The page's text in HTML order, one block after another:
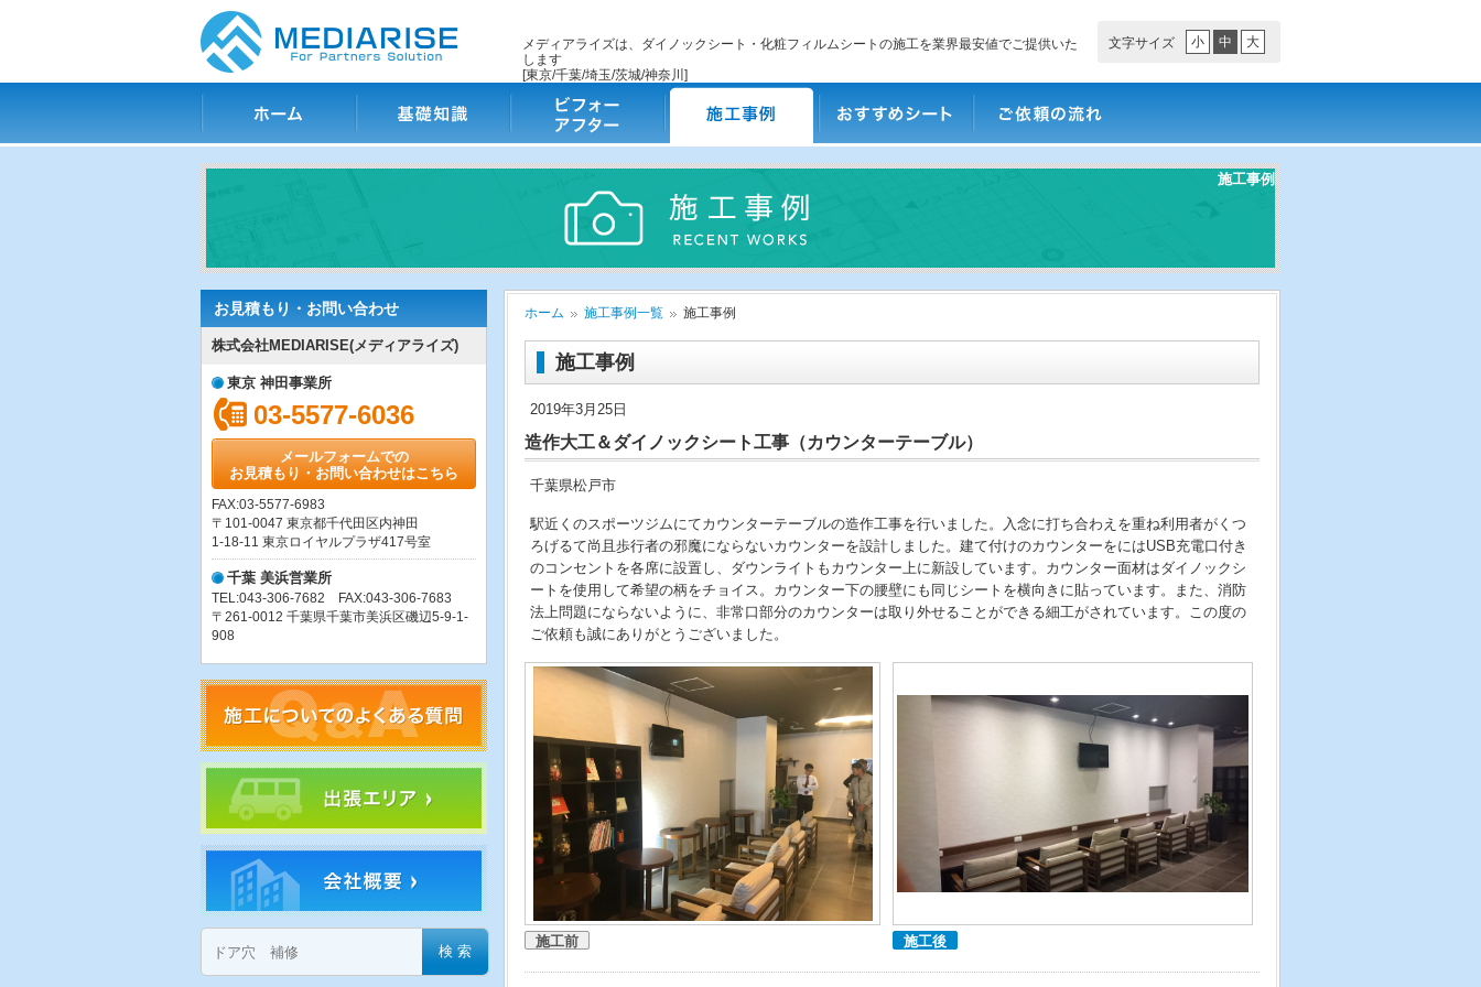
メディアライズは、ダイノックシート・化粧フィルムシートの施工を業界最安値でご提供いた
します
[東京/千葉/埼玉/茨城/神奈川]
文字サイズ 小 中 大
ホーム 基礎知識 ビフォー・アフター 施工事例 おすすめシート
ご依頼の流れ
施工事例
お見積もり・お問い合わせ
株式会社MEDIARISE(メディアライズ)
東京 神田事業所
03-5577-6036
メールフォームでの
お見積もり・お問い合わせはこちら
FAX:03-5577-6983
〒101-0047 東京都千代田区内神田
1-18-11 東京ロイヤルプラザ417号室
千葉 美浜営業所
TEL:043-306-7682 FAX:043-306-7683
〒261-0012 千葉県千葉市美浜区磯辺5-9-1-
908
ホーム 施工事例一覧 施工事例
施工事例
2019年3月25日
造作大工＆ダイノックシート工事（カウンターテーブル）
千葉県松戸市
駅近くのスポーツジムにてカウンターテーブルの造作工事を行いました。入念に打ち合わえを重ね利用者がくつ
ろげるて尚且歩行者の邪魔にならないカウンターを設計しました。建て付けのカウンターをにはUSB充電口付き
のコンセントを各席に設置し、ダウンライトもカウンター上に新設しています。カウンター面材はダイノックシ
ートを使用して希望の柄をチョイス。カウンター下の腰壁にも同じシートを横向きに貼っています。また、消防
法上問題にならないように、非常口部分のカウンターは取り外せることができる細工がされています。この度の
ご依頼も誠にありがとうございました。
施工前 施工後